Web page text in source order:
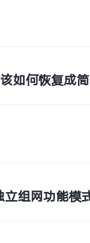
如何恢复成简
组网功能模